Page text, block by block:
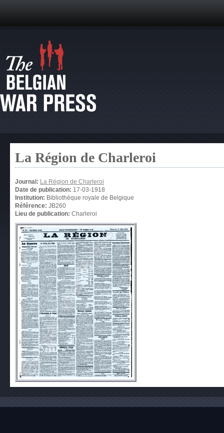
La Région de Charleroi
Journal: La Région de Charleroi
Date de publication: 17-03-1918
Institution: Bibliothèque royale de Belgique
Référence: JB260
Lieu de publication: Charleroi